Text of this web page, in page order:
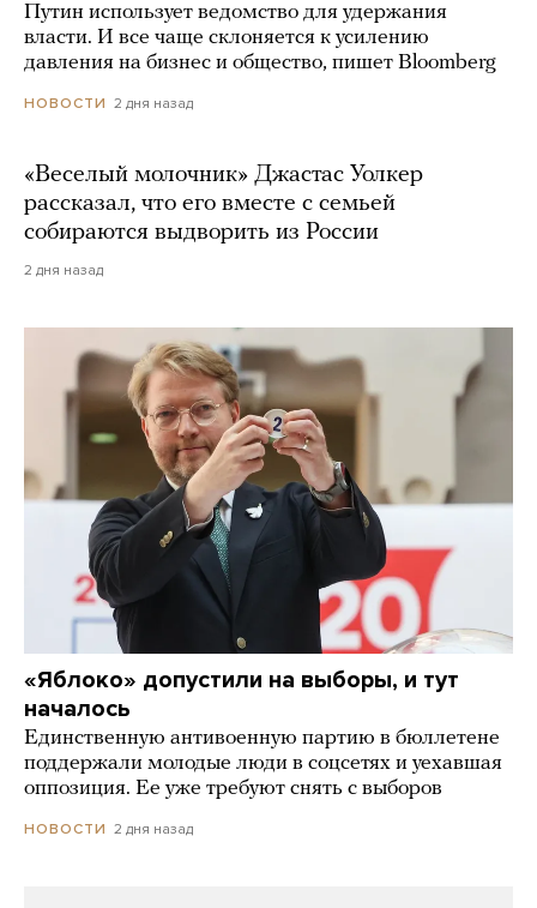
Путин использует ведомство для удержания
власти. И все чаще склоняется к усилению
давления на бизнес и общество, пишет Bloomberg
НОВОСТИ 2 дня назад
«Веселый молочник» Джастас Уолкер
рассказал, что его вместе с семьей
собираются выдворить из России
2 дня назад
«Яблоко» допустили на выборы, и тут
началось
Единственную антивоенную партию в бюллетене
поддержали молодые люди в соцсетях и уехавшая
оппозиция. Ее уже требуют снять с выборов
НОВОСТИ 2 дня назад